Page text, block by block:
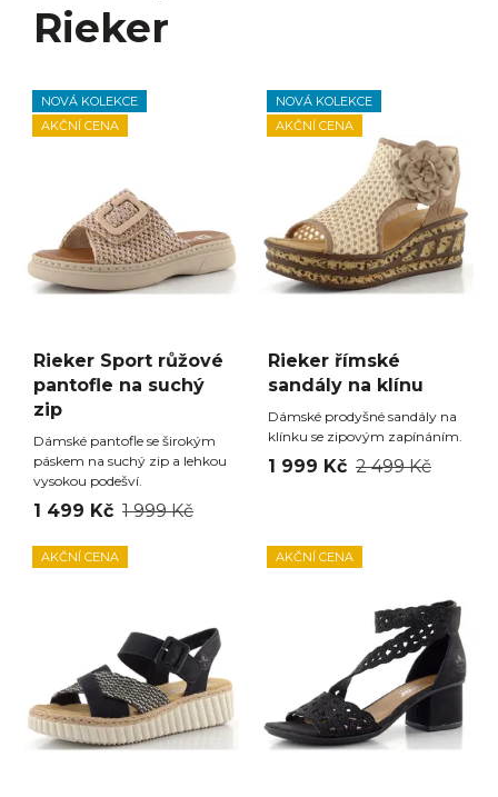
Rieker
NOVÁ KOLEKCE
AKČNÍ CENA
Rieker Sport růžové
pantofle na suchý
zip
Dámské pantofle se širokým
páskem na suchý zip a lehkou
vysokou podešví.
1 499 Kč 1 999 Kč
NOVÁ KOLEKCE
AKČNÍ CENA
Rieker římské
sandály na klínu
Dámské prodyšné sandály na
klínku se zipovým zapínáním.
1 999 Kč 2 499 Kč
AKČNÍ CENA AKČNÍ CENA